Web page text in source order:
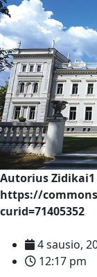
Autorius Zidikai1
https://
curid=71405352
4 sausio,
12:17 pm